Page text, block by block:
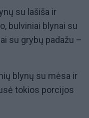
su lašiša ir
bulviniai blynai su
su grybų padažu –
blynų su mėsa ir
tokios porcijos